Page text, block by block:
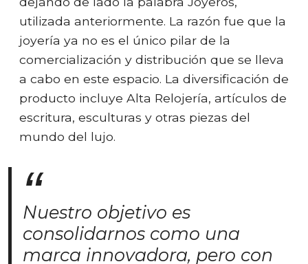
utilizada anteriormente. La razón fue que la
joyería ya no es el único pilar de la
comercialización y distribución que se lleva
a cabo en este espacio. La diversificación de
producto incluye Alta Relojería, artículos de
escritura, esculturas y otras piezas del
mundo del lujo.
Nuestro objetivo es
consolidarnos como una
marca innovadora, pero con